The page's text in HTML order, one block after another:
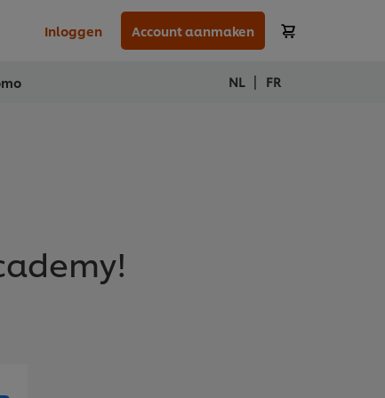
Inloggen Account aanmaken
NL | FR